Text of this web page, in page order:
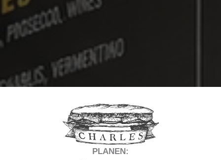
PLANEN: